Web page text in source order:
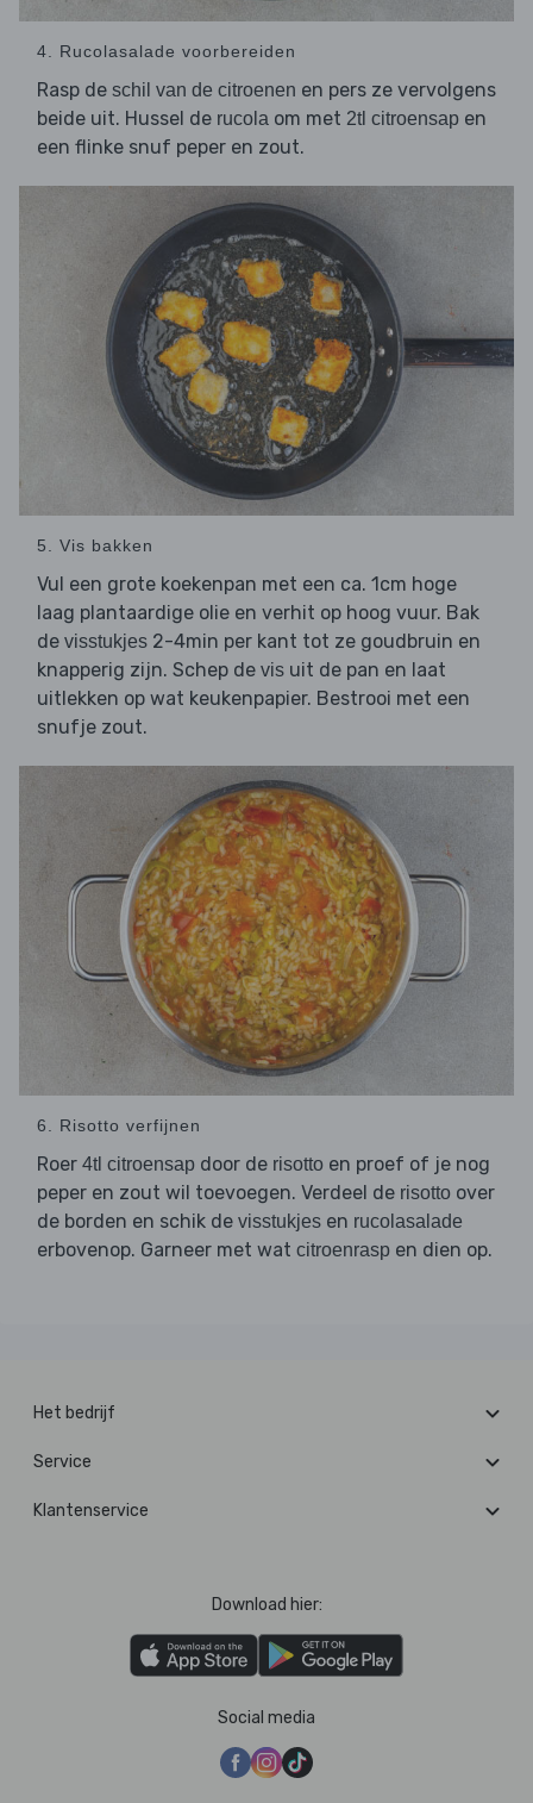
4. Rucolasalade voorbereiden
Rasp de schil van de citroenen en pers ze vervolgens
beide uit. Hussel de rucola om met 2tl citroensap en
een flinke snuf peper en zout.
5. Vis bakken
Vul een grote koekenpan met een ca. 1cm hoge
laag plantaardige olie en verhit op hoog vuur. Bak
de visstukjes 2-4min per kant tot ze goudbruin en
knapperig zijn. Schep de vis uit de pan en laat
uitlekken op wat keukenpapier. Bestrooi met een
snufje zout.
6. Risotto verfijnen
Roer 4tl citroensap door de risotto en proef of je nog
peper en zout wil toevoegen. Verdeel de risotto over
de borden en schik de visstukjes en rucolasalade
erbovenop. Garneer met wat citroenrasp en dien op.
Het bedrijf
Service
Klantenservice
Download hier:
Social media